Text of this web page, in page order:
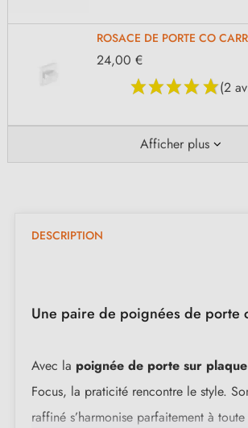
ROSACE DE PORTE CO
(2
24,00 €
Afficher plus
DESCRIPTION
Une paire de poignées de porte
Avec la poignée de porte sur
Focus, la praticité rencontre le style.
raffiné s’harmonise parfaitement à